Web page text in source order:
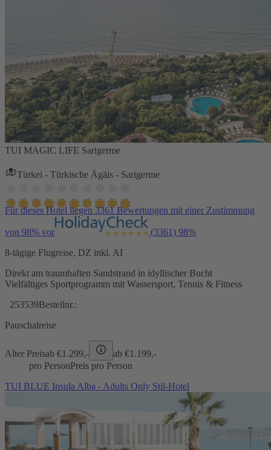
TUI MAGIC LIFE Sarigerme
Türkei - Türkische Ägäis - Sarigerme
Für dieses Hotel liegen 3361 Bewertungen mit einer Zustimmung
von 98% vor (3361) 98%
8-tägige Flugreise, DZ inkl. AI
Direkt am traumhaften Sandstrand in idyllischer Bucht
Vielfältiges Sportprogramm mit Wassersport, Tennis & Fitness
253539Bestellnr.:
Pauschalreise
Alter Preisab €1.299,- ab €1.199,-
pro PersonPreis pro Person
TUI BLUE Insula Alba - Adults Only Stil-Hotel